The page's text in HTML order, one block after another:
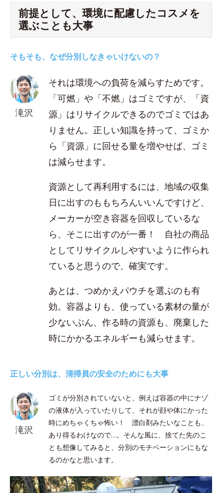
前提として、環境に配慮したコスメを
選ぶことも大事
そもそも、なぜ分別しなきゃいけないの？
滝沢
それは環境への負荷を減らすためです。
「可燃」や「不燃」はゴミですが、「資
源」はリサイクルできるのでゴミではあ
りません。正しい知識を持って、ゴミか
ら「資源」に回せる量を増やせば、ゴミ
は減らせます。
資源として再利用するには、地域の収集
日に出すのももちろんいいんですけど、
メーカーが空き容器を回収しているな
ら、そこに出すのが一番！ 自社の商品
としてリサイクルしやすいように作られ
ていると思うので、確実です。
あとは、つめかえパウチを選ぶのも有
効。容器よりも、使っている素材の量が
少ないぶん、作る時の資源も、廃棄した
時にかかるエネルギーも減らせます。
正しい分別は、清掃員の安全のためにも大事
滝沢
ゴミが分別されていないと、例えば容器の中にナゾ
の液体が入っていたりして、それが顔や体にかった
時にめちゃくちゃ怖い！ 漂白剤みたいなことも、
あり得るわけなので…。そんな風に、捨てた先のこ
とも想像してみると、分別のモチベーションにもな
るのかなと思います。